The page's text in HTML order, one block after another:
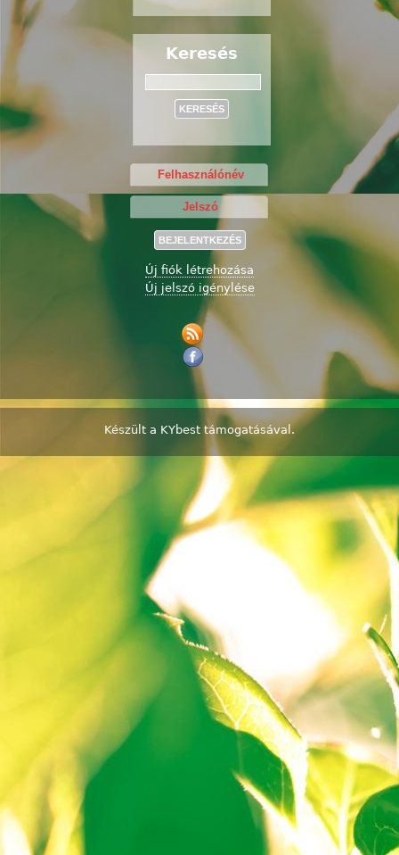
Keresés
Új fiók létrehozása
Új jelszó igénylése
Készült a KYbest támogatásával.